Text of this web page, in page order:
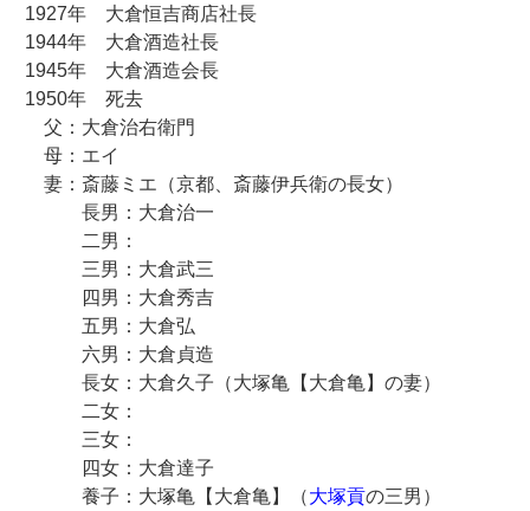
1927年 大倉恒吉商店社長
1944年 大倉酒造社長
1945年 大倉酒造会長
1950年 死去
父：大倉治右衛門
母：エイ
妻：斎藤ミエ（京都、斎藤伊兵衛の長女）
長男：大倉治一
二男：
三男：大倉武三
四男：大倉秀吉
五男：大倉弘
六男：大倉貞造
長女：大倉久子（大塚亀【大倉亀】の妻）
二女：
三女：
四女：大倉達子
養子：大塚亀【大倉亀】（大塚貢の三男）